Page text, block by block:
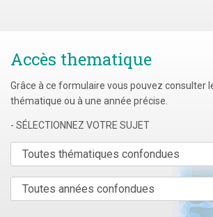
Accès thematique
Grâce à ce formulaire vous pouvez consulter
thématique ou à une année précise.
- SÉLECTIONNEZ VOTRE SUJET